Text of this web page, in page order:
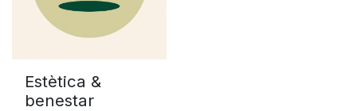
Estètica &
benestar